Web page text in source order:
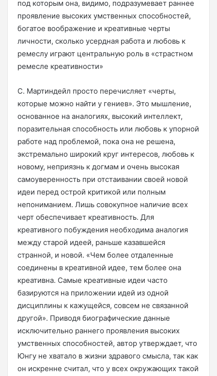
под которым она, видимо, подразумевает раннее
проявление высоких умственных способностей,
богатое воображение и креативные черты
личности, сколько усердная работа и любовь к
ремеслу играют центральную роль в «страстном
ремесле креативности»
С. Мартиндейл просто перечисляет «черты,
которые можно найти у гениев». Это мышление,
основанное на аналогиях, высокий интеллект,
поразительная способность или любовь к упорной
работе над проблемой, пока она не решена,
экстремально широкий круг интересов, любовь к
новому, неприязнь к догмам и очень высокая
самоуверенность при отстаивании своей новой
идеи перед острой критикой или полным
непониманием. Лишь совокупное наличие всех
черт обеспечивает креативность. Для
креативного побуждения необходима аналогия
между старой идеей, раньше казавшейся
странной, и новой. «Чем более отдаленные
соединены в креативной идее, тем более она
креативна. Самые креативные идеи часто
базируются на приложении идей из одной
дисциплины к кажущейся, совсем не связанной
другой». Приводя биографические данные
исключительно раннего проявления высоких
умственных способностей, автор утверждает, что
Юнгу не хватало в жизни здравого смысла, так как
он искренне считал, что у всех окружающих такой